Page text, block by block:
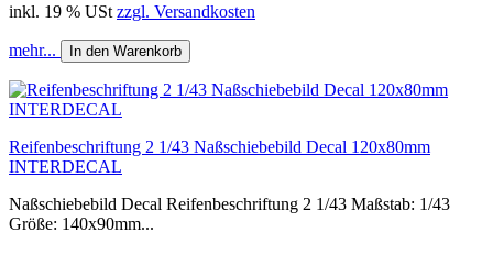
inkl. 19 % USt zzgl. Versandkosten
mehr... In den Warenkorb
Reifenbeschriftung 2 1/43 Naßschiebebild Decal 120x80mm
INTERDECAL
Naßschiebebild Decal Reifenbeschriftung 2 1/43 Maßstab: 1/43
Größe: 140x90mm...